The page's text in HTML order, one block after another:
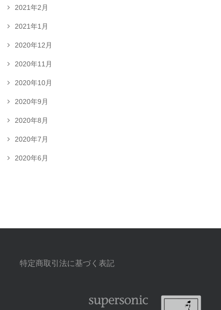
2021年2月
2021年1月
2020年12月
2020年11月
2020年10月
2020年9月
2020年8月
2020年7月
2020年6月
特定商取引法に基づく表記